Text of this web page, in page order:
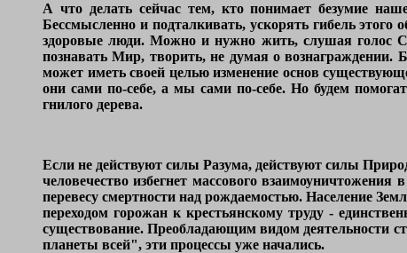
А что делать сейчас тем, кто понимает безумие
Бессмысленно и подталкивать, ускорять гибель
здоровые люди. Можно и нужно жить, слушая голос
познавать Мир, творить, не думая о вознаграждении.
может иметь своей целью изменение основ
они сами по-себе, а мы сами по-себе. Но будем
гнилого дерева.
Если не действуют силы Разума, действуют силы
человечество избегнет массового
перевесу смертности над рождаемостью. Население
переходом горожан к крестьянскому труду -
существование. Преобладающим видом деятельности
планеты всей", эти процессы уже начались.